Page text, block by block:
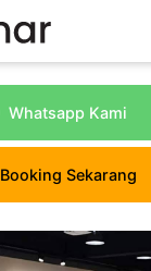
Whatsapp Kami
Booking Sekarang